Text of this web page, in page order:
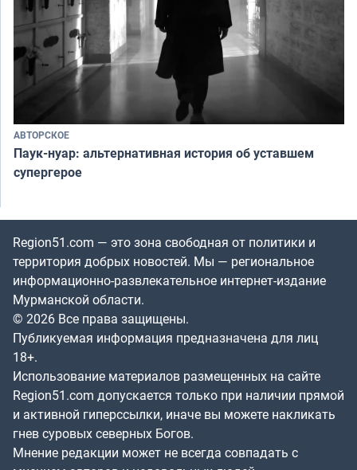
АВТОРСКОЕ
Паук-нуар: альтернативная история об уставшем
супергерое
Region51.com — это зона свободная от политики и
территория добрых новостей. Мы — региональное
информационно-развлекательное интернет-издание
Мурманской области.
© 2026 Все права защищены.
Публикуемая информация предназначена для лиц
18+.
Использование материалов размещенных на сайте
Region51.com допускается только при наличии прямой
и активной гиперссылки, иначе вы можете накликать
гнев суровых северных Богов.
Мнение редакции может не всегда совпадать с